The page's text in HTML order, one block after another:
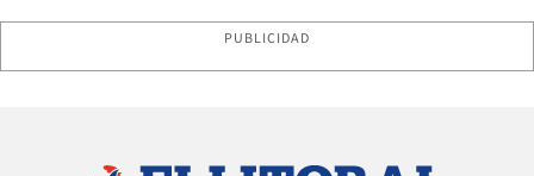
PUBLICIDAD